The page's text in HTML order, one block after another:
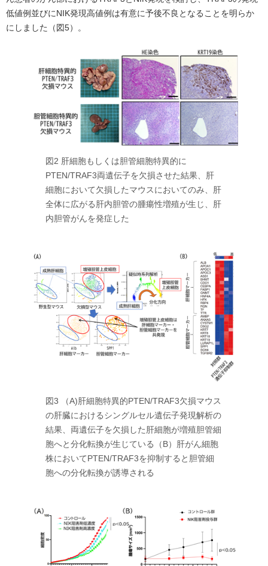
低値例並びにNIK発現高値例は有意に予後不良となることを明らか
にしました（図5）。
図2 肝細胞もしくは胆管細胞特異的に
PTEN/TRAF3両遺伝子を欠損させた結果、肝
細胞において欠損したマウスにおいてのみ、肝
全体に広がる肝内胆管の腫瘍性増殖が生じ、肝
内胆管がんを発症した
図3 （A)肝細胞特異的PTEN/TRAF3欠損マウス
の肝臓におけるシングルセル遺伝子発現解析の
結果、両遺伝子を欠損した肝細胞が増殖胆管細
胞へと分化転換が生じている（B）肝がん細胞
株においてPTEN/TRAF3を抑制すると胆管細
胞への分化転換が誘導される